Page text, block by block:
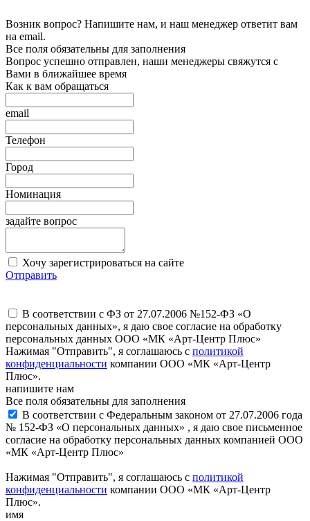
Возник вопрос? Напишите нам, и наш менеджер ответит вам
на email.
Все поля обязательны для заполнения
Вопрос успешно отправлен, наши менеджеры свяжутся с
Вами в ближайшее время
Как к вам обращаться
email
Телефон
Город
Номинация
задайте вопрос
Хочу зарегистрироваться на сайте
Отправить
В соответствии с ФЗ от 27.07.2006 №152-ФЗ «О
персональных данных», я даю свое согласие на обработку
персональных данных ООО «МК «Арт-Центр Плюс»
Нажимая "Отправить", я соглашаюсь с политикой
конфиденциальности компании ООО «МК «Арт-Центр
Плюс».
напишите нам
Все поля обязательны для заполнения
В соответствии с Федеральным законом от 27.07.2006 года
№ 152-ФЗ «О персональных данных» , я даю свое письменное
согласие на обработку персональных данных компанией ООО
«МК «Арт-Центр Плюс»
Нажимая "Отправить", я соглашаюсь с политикой
конфиденциальности компании ООО «МК «Арт-Центр
Плюс».
имя